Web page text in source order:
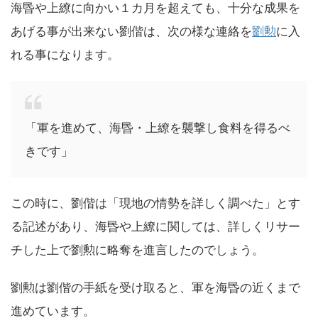
海昬や上繚に向かい１カ月を超えても、十分な成果を
あげる事が出来ない劉偕は、次の様な連絡を劉勲に入
れる事になります。
「軍を進めて、海昬・上繚を襲撃し食料を得るべ
きです」
この時に、劉偕は「現地の情勢を詳しく調べた」とす
る記述があり、海昬や上繚に関しては、詳しくリサー
チした上で劉勲に略奪を進言したのでしょう。
劉勲は劉偕の手紙を受け取ると、軍を海昬の近くまで
進めています。